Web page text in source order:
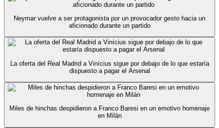
Neymar vuelve a ser protagonista por un provocador gesto hacia un
aficionado durante un partido
La oferta del Real Madrid a Vinícius sigue por debajo de lo que estaría
dispuesto a pagar el Arsenal
Miles de hinchas despidieron a Franco Baresi en un emotivo homenaje
en Milán